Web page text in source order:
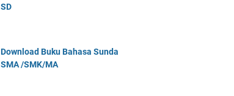
SD
Download Buku Bahasa Sunda
SMA /SMK/MA